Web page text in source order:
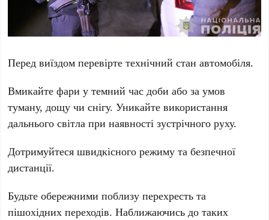
Перед виїздом перевірте технічний стан автомобіля.
Вмикайте фари у темний час доби або за умов
туману, дощу чи снігу. Уникайте використання
дальнього світла при наявності зустрічного руху.
Дотримуйтеся швидкісного режиму та безпечної
дистанції.
Будьте обережними поблизу перехресть та
пішохідних переходів. Наближаючись до таких